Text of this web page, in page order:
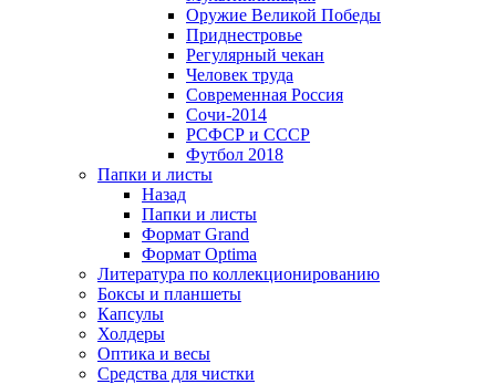
Оружие Великой Победы
Приднестровье
Регулярный чекан
Человек труда
Современная Россия
Сочи-2014
РСФСР и СССР
Футбол 2018
Папки и листы
Назад
Папки и листы
Формат Grand
Формат Optima
Литература по коллекционированию
Боксы и планшеты
Капсулы
Холдеры
Оптика и весы
Средства для чистки